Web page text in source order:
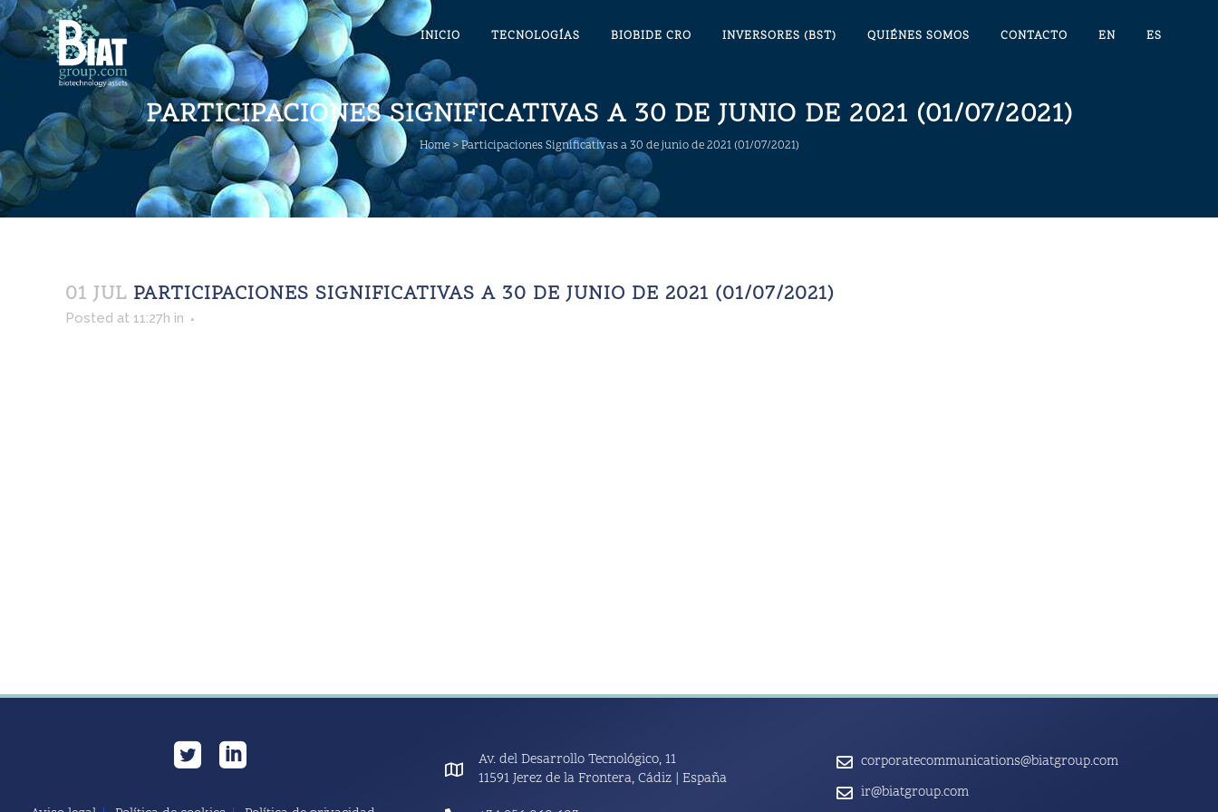
INICIO TECNOLOGÍAS BIOBIDE CRO INVERSORES (BST) QUIÉNES SOMOS CONTACTO EN ES
PARTICIPACIONES SIGNIFICATIVAS A 30 DE JUNIO DE 2021 (01/07/2021)
Home>Participaciones Significativas a 30 de junio de 2021 (01/07/2021)
01 JUL PARTICIPACIONES SIGNIFICATIVAS A 30 DE JUNIO DE 2021 (01/07/2021)
Posted at 11:27h in
Av. del Desarrollo Tecnológico, 11
11591 Jerez de la Frontera, Cádiz | España
corporatecommunications@biatgroup.com
ir@biatgroup.com